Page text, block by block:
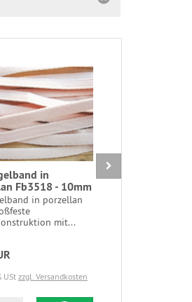
in
Fb3518 - 10mm
in porzellan
mit...
USt zzgl. Versandkosten